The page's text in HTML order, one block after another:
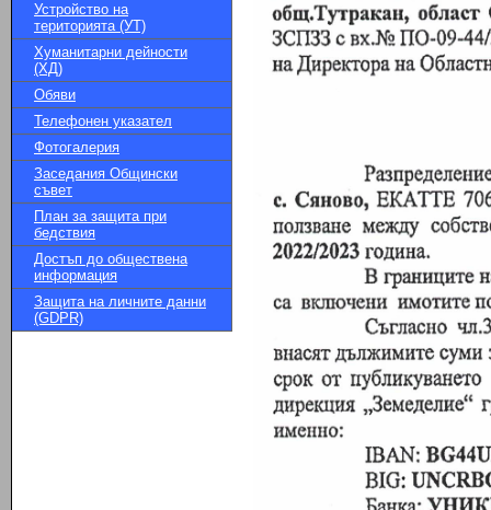
Устройство на
територията (УТ)
Хуманитарни дейности
(ХД)
Обяви
Телефонен указател
Фотогалерия
Заседания Общински
съвет
План за защита при
бедствия
Достъп до обществена
информация
Защита на личните данни
(GDPR)